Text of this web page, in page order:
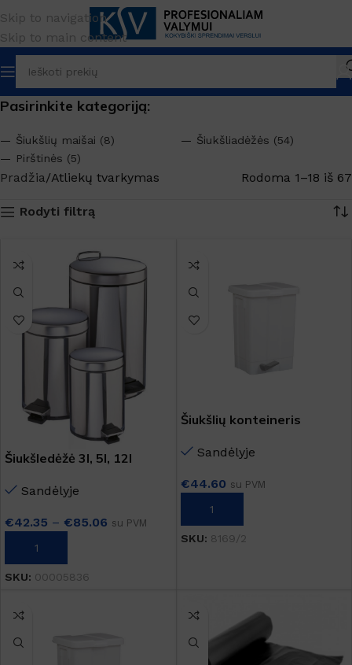
Skip to navigation
Skip to main content
Pasirinkite kategoriją:
Šiukšlių maišai (8)
Šiukšliadėžės (54)
Pirštinės (5)
Pradžia Atliekų tvarkymas Rodoma 1–18 iš 67
Rodyti filtrą
Šiukšledėžė 3l, 5l, 12l
Sandėlyje
€42.35 – €85.06 su PVM
PASIRINKTI SAVYBES
SKU: 00005836
Šiukšlių konteineris
Sandėlyje
€44.60 su PVM
Į KREPŠELĮ
SKU: 8169/2